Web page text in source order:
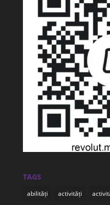
TAGS
abilități activități